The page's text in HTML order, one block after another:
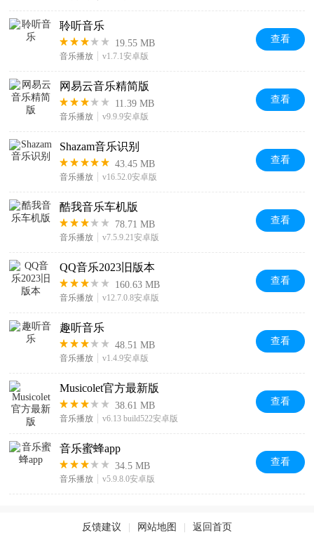
聆听音乐
19.55 MB
音乐播放 v1.7.1安卓版
查看
网易云音乐精简版
11.39 MB
音乐播放 v9.9.9安卓版
查看
Shazam音乐识别
43.45 MB
音乐播放 v16.52.0安卓版
查看
酷我音乐车机版
78.71 MB
音乐播放 v7.5.9.21安卓版
查看
QQ音乐2023旧版本
160.63 MB
音乐播放 v12.7.0.8安卓版
查看
趣听音乐
48.51 MB
音乐播放 v1.4.9安卓版
查看
Musicolet官方最新版
38.61 MB
音乐播放 v6.13 build522安卓版
查看
音乐蜜蜂app
34.5 MB
音乐播放 v5.9.8.0安卓版
查看
反馈建议 网站地图 返回首页